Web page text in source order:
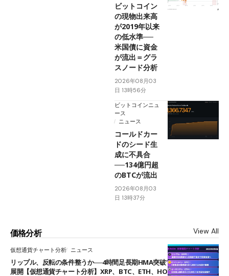
ビットコイン
の現物出来高
が2019年以来
の低水準──
米国債に資金
が流出＝グラ
スノード分析
2026年08月03
日 13時56分
ビットコインニュ
ース
ニュース
コールドカー
ドのシード生
成に不具合
──134億円超
のBTCが流出
2026年08月03
日 13時37分
価格分析 View All
仮想通貨チャート分析 ニュース
リップル、反転の条件整うか──4時間足長期HMA突破で雲下端を目指す
展開【仮想通貨チャート分析】XRP、BTC、ETH、HOME